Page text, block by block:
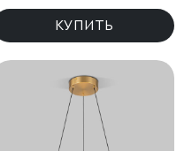
алебастра
КУПИТЬ